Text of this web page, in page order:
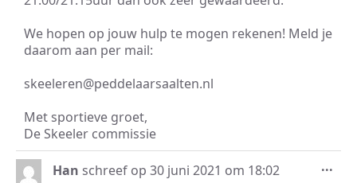
We hopen op jouw hulp te mogen rekenen! Meld je
daarom aan per mail:
skeeleren@peddelaarsaalten.nl
Met sportieve groet,
De Skeeler commissie
Han schreef op 30 juni 2021 om 18:02
...